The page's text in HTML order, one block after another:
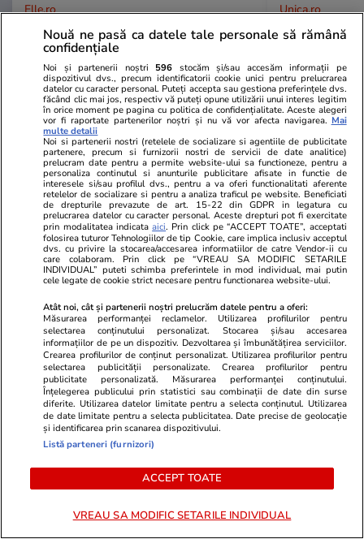
Elle.ro
Este vestea momentului în
showbiz! La 53 de ani, celebra
actriță a anunțat oficial nașterea
celui de-al treilea copil al său:
"Bun venit în lume, fiule"
Unica.ro
Mirabela
flancată de
aflat
de Apel
MONDEN
Stiri Mondene 18:22
Panică pentru What’s UP la
Asia Express. Ce a luat cu el în
bagaj ca să treacă peste
momentele grele
Stiri Mondene 18:12
Anca Serea, în dialog cu fanii,
direct din vacanță: „Trenuri care
ne duc spre locuri noi”
Nouă ne pasă ca datele tale personale să rămână
confidențiale
Noi și partenerii noștri 596 stocăm și/sau accesăm informații pe
dispozitivul dvs., precum identificatorii cookie unici pentru prelucrarea
datelor cu caracter personal. Puteți accepta sau gestiona preferințele dvs.
făcând clic mai jos, respectiv vă puteți opune utilizării unui interes legitim
în orice moment pe pagina cu politica de confidențialitate. Aceste alegeri
vor fi raportate partenerilor noștri și nu vă vor afecta navigarea. Mai
multe detalii
Noi si partenerii nostri (retelele de socializare si agentiile de publicitate
partenere, precum si furnizorii nostri de servicii de date analitice)
prelucram date pentru a permite website-ului sa functioneze, pentru a
personaliza continutul si anunturile publicitare afisate in functie de
interesele si/sau profilul dvs., pentru a va oferi functionalitati aferente
retelelor de socializare si pentru a analiza traficul pe website. Beneficiati
de drepturile prevazute de art. 15-22 din GDPR in legatura cu
prelucrarea datelor cu caracter personal. Aceste drepturi pot fi exercitate
prin modalitatea indicataaici. Prin click pe “ACCEPT TOATE”, acceptati
folosirea tuturor Tehnologiilor de tip Cookie, care implica inclusiv acceptul
dvs. cu privire la stocarea/accesarea informatiilor de catre Vendor-ii cu
care colaboram. Prin click pe “VREAU SA MODIFIC SETARILE
INDIVIDUAL” puteti schimba preferintele in mod individual, mai putin
cele legate de cookie strict necesare pentru functionarea website-ului.
Atât noi, cât și partenerii noștri prelucrăm datele pentru a oferi:
Măsurarea performanței reclamelor. Utilizarea profilurilor pentru
selectarea conținutului personalizat. Stocarea și/sau accesarea
informațiilor de pe un dispozitiv. Dezvoltarea și îmbunătățirea serviciilor.
Crearea profilurilor de conținut personalizat. Utilizarea profilurilor pentru
selectarea publicității personalizate. Crearea profilurilor pentru
publicitate personalizată. Măsurarea performanței conținutului.
Înțelegerea publicului prin statistici sau combinații de date din surse
diferite. Utilizarea datelor limitate pentru a selecta conținutul. Utilizarea
de date limitate pentru a selecta publicitatea. Date precise de geolocație
și identificarea prin scanarea dispozitivului.
Listă parteneri (furnizori)
ACCEPT TOATE
VREAU SA MODIFIC SETARILE INDIVIDUAL